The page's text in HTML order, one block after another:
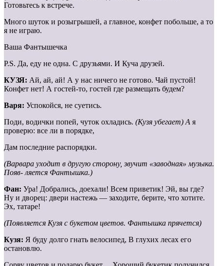
Готовьтесь к встрече.
Много шуток и розыгрышей, а главное, конфет побольше, а то
я не играю.
Ваша Фантышечка
Р.S. Да, еду не одна. С друзьями. И Куча друзей.
КУЗЯ: Ай, ай, ай! А у нас ничего не готово. Чай пустой!
Конфет нет! А гостей-то, гостей где размещать будем?
Варя: Успокойся, не суетись.
Поди, водички попей, чуток охладись. (Кузя убегает) А я
проверю: все ли в порядке,
Дам последние распорядки.
(Варвара уходит в другую сторону, звучит «заводная» музыка.
Появ- ляется Фантышка.)
Фан: Ура! Добрались, доехали! Всем приветик! Эй, вы где?
Ну и дворец: двери настежь — заходите, берите, что хотите.
Эх, татаре!
(Появляется Кузя с букетом цветов. Фантышка прячется)
Кузя: Я буду долго гнать велосипед, В глухих лесах его
остановлю.